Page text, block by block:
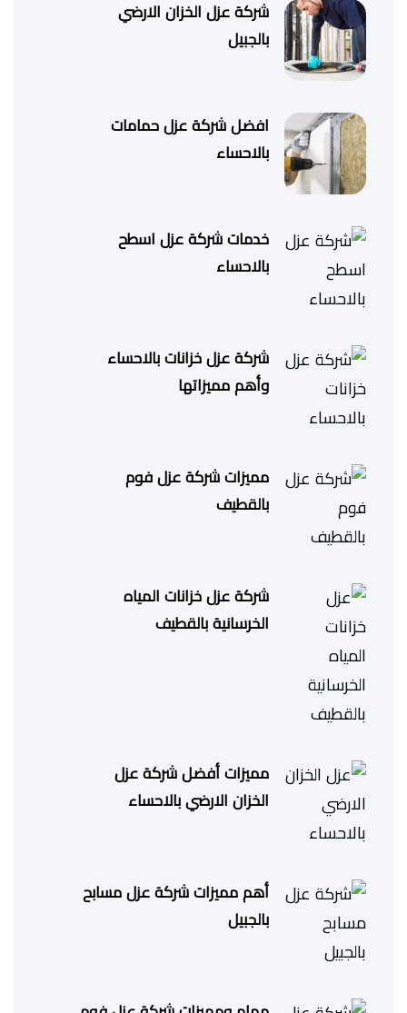
شركة عزل الخزان الارضي
بالجبيل
افضل شركة عزل حمامات
بالاحساء
خدمات شركة عزل اسطح
بالاحساء
شركة عزل خزانات بالاحساء
وأهم مميزاتها
مميزات شركة عزل فوم
بالقطيف
شركة عزل خزانات المياه
الخرسانية بالقطيف
مميزات أفضل شركة عزل
الخزان الارضي بالاحساء
أهم مميزات شركة عزل مسابح
بالجبيل